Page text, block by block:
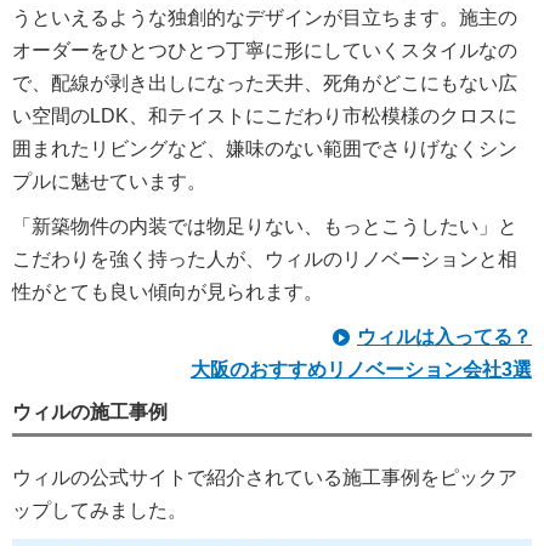
うといえるような独創的なデザインが目立ちます。施主の
オーダーをひとつひとつ丁寧に形にしていくスタイルなの
で、配線が剥き出しになった天井、死角がどこにもない広
い空間のLDK、和テイストにこだわり市松模様のクロスに
囲まれたリビングなど、嫌味のない範囲でさりげなくシン
プルに魅せています。
「新築物件の内装では物足りない、もっとこうしたい」と
こだわりを強く持った人が、ウィルのリノベーションと相
性がとても良い傾向が見られます。
ウィルは入ってる？
大阪のおすすめリノベーション会社3選
ウィルの施工事例
ウィルの公式サイトで紹介されている施工事例をピックア
ップしてみました。